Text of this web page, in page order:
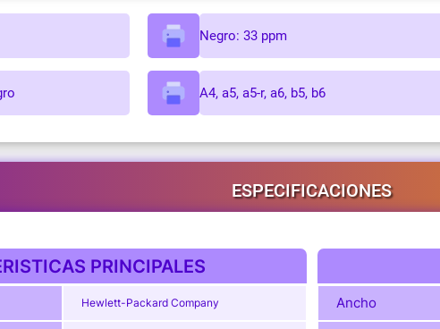
Negro: 33 ppm
A4, a5, a5-r, a6, b5, b6
ESPECIFICACIONES
PRINCIPALES
Hewlett-Packard Company Ancho